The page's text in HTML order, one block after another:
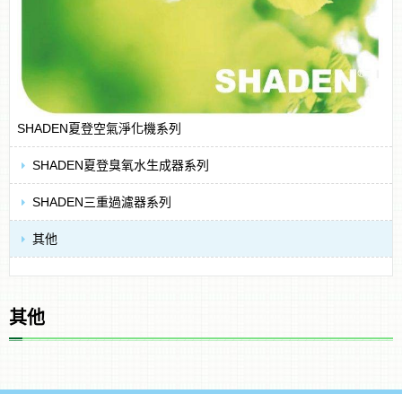
SHADEN夏登空氣淨化機系列
SHADEN夏登臭氧水生成器系列
SHADEN三重過濾器系列
其他
其他